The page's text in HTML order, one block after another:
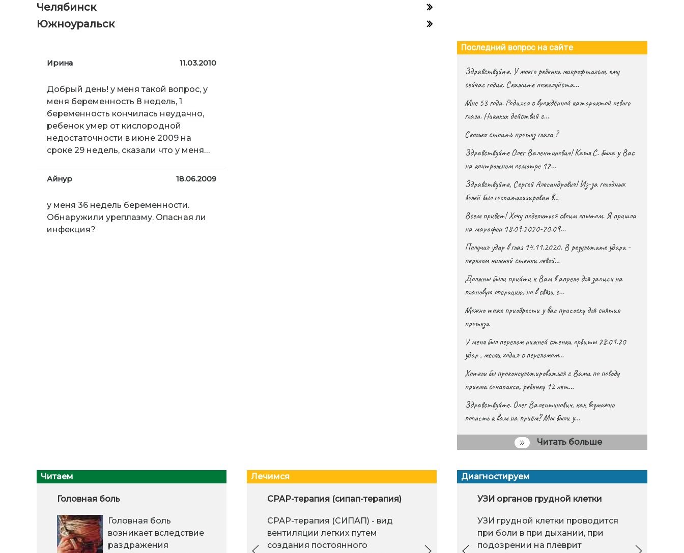
Челябинск
Южноуральск
Ирина 11.03.2010
Добрый день! у меня такой вопрос, у
меня беременность 8 недель, 1
беременность кончилась неудачно,
ребенок умер от кислородной
недостаточности в июне 2009 на
сроке 29 недель, сказали что у меня…
Айнур 18.06.2009
у меня 36 недель беременности.
Обнаружили уреплазму. Опасная ли
инфекция?
Последний вопрос на сайте
Здравствуйте. У моего ребенка микрофтальм, ему
сейчас годик. Скажите пожалуйста…
Мне 53 года. Родился с врождённой катарактой левого
глаза. Никаких действий с…
Сколько стоить протез глаза ?
Здравствуйте Олег Валентинович! Катя С. была у Вас
на контрольном осмотре 12…
Здравствуйте, Сергей Алесандрович! Из-за голодных
болей был госпитализирован в…
Всем привет! Хочу поделиться своим опытом. Я пришла
на марафон 18.09.2020-20.09…
Получил удар в глаз 14.11.2020. В результате удара -
перелом нижней стенки левой…
Должны были прийти к Вам в апреле для записи на
плановую операцию, но в связи с…
Можно тоже приобрести у вас присоску для снятия
протеза
У меня был перелом нижней стенки орбиты 28.01.20
удар , месяц ходил с переломом…
Хотели бы проконсультироваться с Вами по поводу
приема сонапакса, ребенку 12 лет…
Здравствуйте. Олег Валентинович, как возможно
попасть к вам на приём? Мы были у…
Читать больше
Читаем
Головная боль
Головная боль
возникает вследствие
раздражения
Лечение в Германии. Что нужно
Одним из лидеров современной
медицины является Германия,
Зачем нужно увлажнять воздух?
Недостаточная
влажность воздуха в
помещении может
Лечимся
СРАР-терапия (сипап-терапия)
СРАР-терапия (СИПАП) - вид
вентиляции легких путем
создания постоянного
Дарсонвализация
Дарсонвализация -
применение с
лечебной целью
Диагностируем
УЗИ органов грудной клетки
УЗИ грудной клетки проводится
при боли в при дыхании, при
подозрении на плеврит